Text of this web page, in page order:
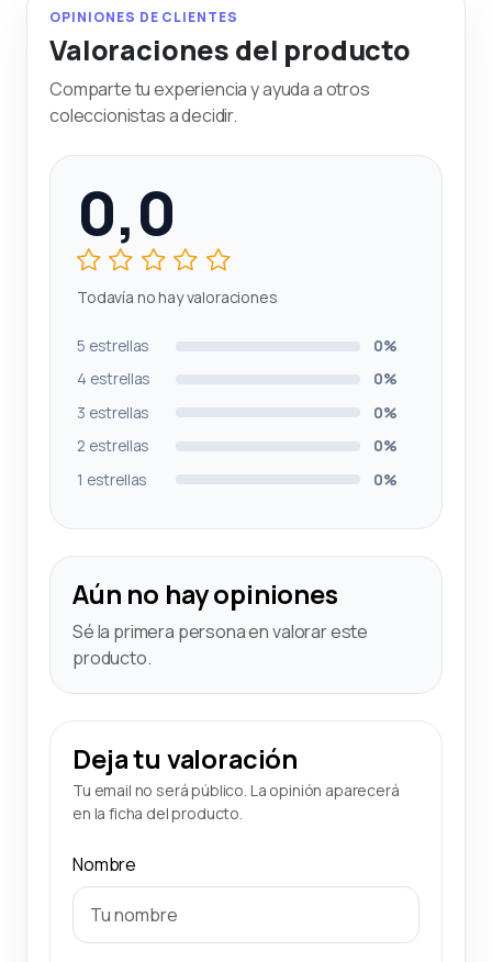
OPINIONES DE CLIENTES
Valoraciones del producto
Comparte tu experiencia y ayuda a otros
coleccionistas a decidir.
0,0
Todavía no hay valoraciones
5 estrellas
0%
4 estrellas
0%
3 estrellas
0%
2 estrellas
0%
1 estrellas
0%
Aún no hay opiniones
Sé la primera persona en valorar este
producto.
Deja tu valoración
Tu email no será público. La opinión aparecerá
en la ficha del producto.
Nombre